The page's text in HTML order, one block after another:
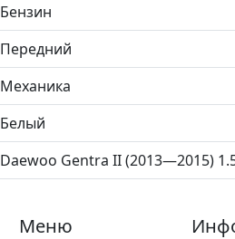
Бензин
Передний
Механика
Белый
Daewoo Gentra II (2013—2015)
Меню